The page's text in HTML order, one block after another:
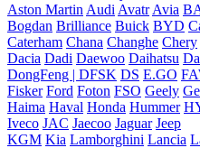
Aston Martin Audi Avatr Avia
Bogdan Brilliance Buick BYD
Caterham Chana Changhe Chery
Dacia Dadi Daewoo Daihatsu
DongFeng | DFSK DS E.GO
Fisker Ford Foton FSO Geely
Haima Haval Honda Hummer
Iveco JAC Jaecoo Jaguar Jeep
KGM Kia Lamborghini Lancia